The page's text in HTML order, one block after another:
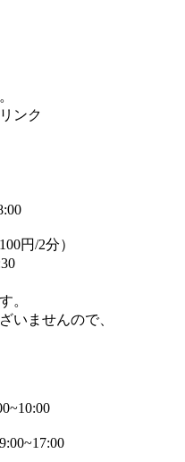
ンク
円/2分）
。
いませんので、